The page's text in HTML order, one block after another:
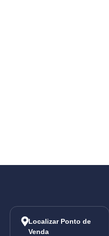
Localizar Ponto de
Venda